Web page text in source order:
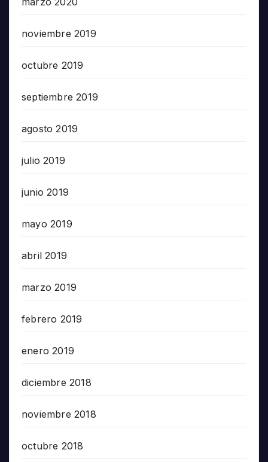
noviembre 2019
octubre 2019
septiembre 2019
agosto 2019
julio 2019
junio 2019
mayo 2019
abril 2019
marzo 2019
febrero 2019
enero 2019
diciembre 2018
noviembre 2018
octubre 2018